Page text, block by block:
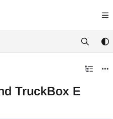
exploring further.
TruckBox E